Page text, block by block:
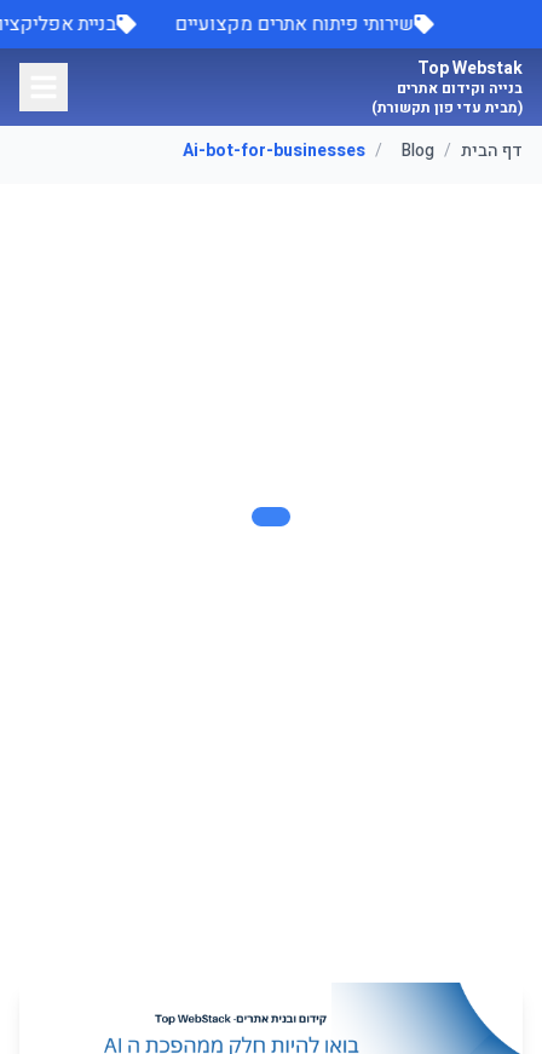
דלג לתוכן הראשישירותי פיתוח אתרים מקצועיים בניית
Top Webstak
בנייה וקידום אתרים
(מבית עדי פון תקשורת)
דף הבית /
Blog
/
Ai-bot-for-businesses